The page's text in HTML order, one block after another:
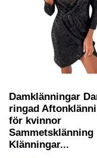
Damklänningar
ringad
för kvinnor
Sammetsklänning
Klänningar...